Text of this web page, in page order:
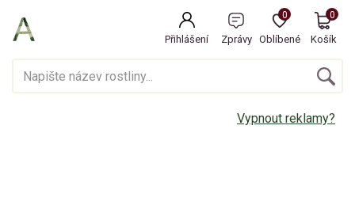
Přihlášení Zprávy Oblíbené
0
Košík
0
Vypnout reklamy?